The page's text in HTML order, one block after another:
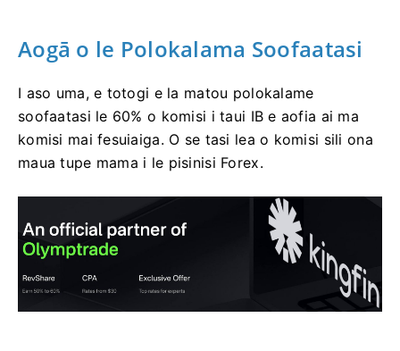
Aogā o le Polokalama Soofaatasi
I aso uma, e totogi e la matou polokalame
soofaatasi le 60% o komisi i taui IB e aofia ai ma
komisi mai fesuiaiga. O se tasi lea o komisi sili ona
maua tupe mama i le pisinisi Forex.